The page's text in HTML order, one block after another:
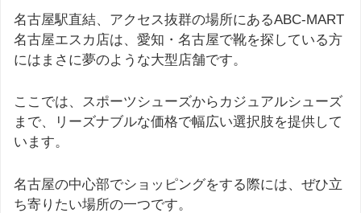
名古屋駅直結、アクセス抜群の場所にあるABC-MART
名古屋エスカ店は、愛知・名古屋で靴を探している方
にはまさに夢のような大型店舗です。
ここでは、スポーツシューズからカジュアルシューズ
まで、リーズナブルな価格で幅広い選択肢を提供して
います。
名古屋の中心部でショッピングをする際には、ぜひ立
ち寄りたい場所の一つです。